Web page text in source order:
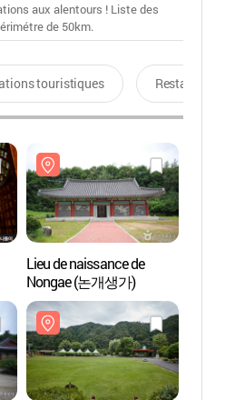
aux alentours ! Liste des
de 50km.
touristiques Restaurants
Lieu de naissance de
Nongae (논개생가)